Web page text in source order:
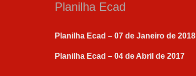
Planilha Ecad
Planilha Ecad – 07 de Janeiro de 2018
Planilha Ecad – 04 de Abril de 2017